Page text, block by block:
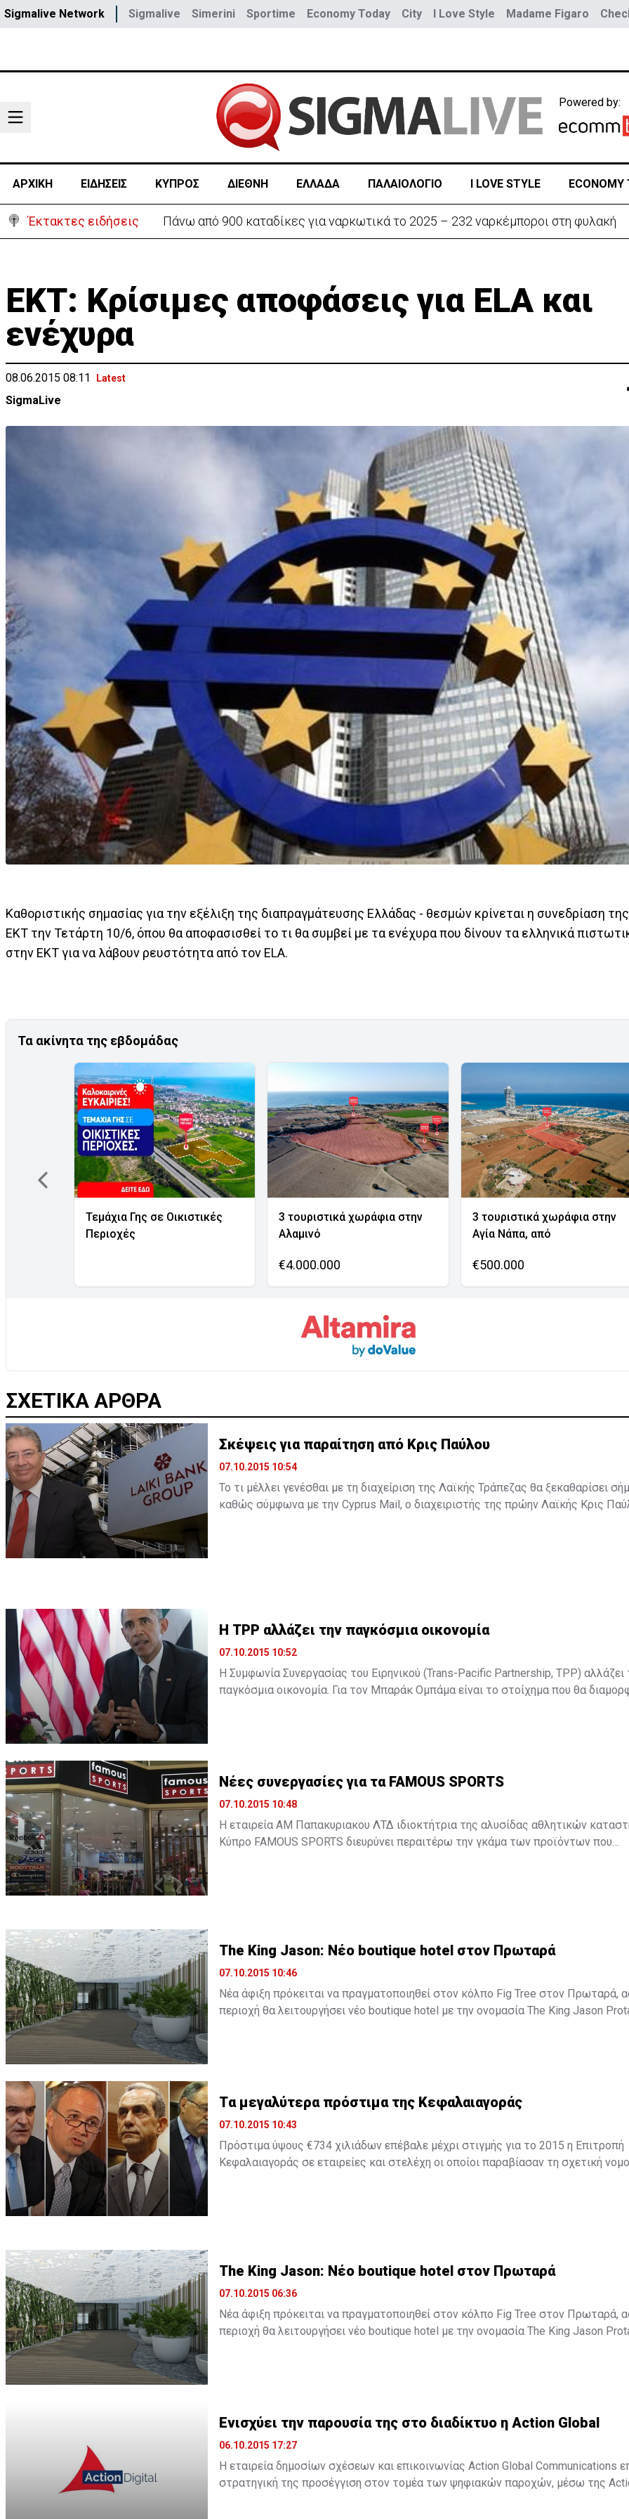
Sigmalive Network Sigmalive Simerini Sportime Economy Today City I Love Style Madame Figaro
Powered by:
ΑΡΧΙΚΗ ΕΙΔΗΣΕΙΣ ΚΥΠΡΟΣ ΔΙΕΘΝΗ ΕΛΛΑΔΑ ΠΑΛΑΙΟΛΟΓΙΟ I LOVE STYLE ECONOMY
Έκτακτες ειδήσεις Θέλει να ξαναζωντανέψει την «Corner» o Προύντζος - «Πληγώνει τις αναμνήσεις»
EKT: Κρίσιμες αποφάσεις για ELA και
ενέχυρα
08.06.2015 08:11 Latest
SigmaLive
Καθοριστικής σημασίας για την εξέλιξη της διαπραγμάτευσης Ελλάδας - θεσμών κρίνεται η συνεδρίαση της
ΕΚΤ την Τετάρτη 10/6, όπου θα αποφασισθεί το τι θα συμβεί με τα ενέχυρα που δίνουν τα ελληνικά
στην ΕΚΤ για να λάβουν ρευστότητα από τον ELA.
Τα ακίνητα της εβδομάδας
Τεμάχια Γης σε Οικιστικές
Περιοχές
3 τουριστικά χωράφια στην
Αλαμινό
€4.000.000
3 τουριστικά χωράφια στην
Αγία Νάπα, από
€500.000
ΣΧΕΤΙΚΑ ΑΡΘΡΑ
Σκέψεις για παραίτηση από Κρις Παύλου
07.10.2015 10:54
Το τι μέλλει γενέσθαι με τη διαχείριση της Λαϊκής Τράπεζας θα ξεκαθαρίσει
καθώς σύμφωνα με την Cyprus Mail, ο διαχειριστής της πρώην Λαϊκής Κρις
H TPP αλλάζει την παγκόσμια οικονομία
07.10.2015 10:52
Η Συμφωνία Συνεργασίας του Ειρηνικού (Trans-Pacific Partnership, TPP) αλλάζει
παγκόσμια οικονομία. Για τον Μπαράκ Ομπάμα είναι το στοίχημα που θα
Νέες συνεργασίες για τα FAMOUS SPORTS
07.10.2015 10:48
Η εταιρεία ΑΜ Παπακυριακου ΛΤΔ ιδιοκτήτρια της αλυσίδας αθλητικών
Κύπρο FAMOUS SPORTS διευρύνει περαιτέρω την γκάμα των προϊόντων που
The King Jason: Νέο boutique hotel στον Πρωταρά
07.10.2015 10:46
Νέα άφιξη πρόκειται να πραγματοποιηθεί στον κόλπο Fig Tree στον Πρωταρά,
περιοχή θα λειτουργήσει νέο boutique hotel με την ονομασία The King Jason
Tα μεγαλύτερα πρόστιμα της Κεφαλαιαγοράς
07.10.2015 10:43
Πρόστιμα ύψους €734 χιλιάδων επέβαλε μέχρι στιγμής για το 2015 η Επιτροπή
Κεφαλαιαγοράς σε εταιρείες και στελέχη οι οποίοι παραβίασαν τη σχετική
The King Jason: Νέο boutique hotel στον Πρωταρά
07.10.2015 06:36
Νέα άφιξη πρόκειται να πραγματοποιηθεί στον κόλπο Fig Tree στον Πρωταρά,
περιοχή θα λειτουργήσει νέο boutique hotel με την ονομασία The King Jason
Ενισχύει την παρουσία της στο διαδίκτυο η Action Global
06.10.2015 17:27
Η εταιρεία δημοσίων σχέσεων και επικοινωνίας Action Global Communications
στρατηγική της προσέγγιση στον τομέα των ψηφιακών παροχών, μέσω της